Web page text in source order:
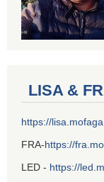
LISA &
https://
FRA-https://
LED - https://